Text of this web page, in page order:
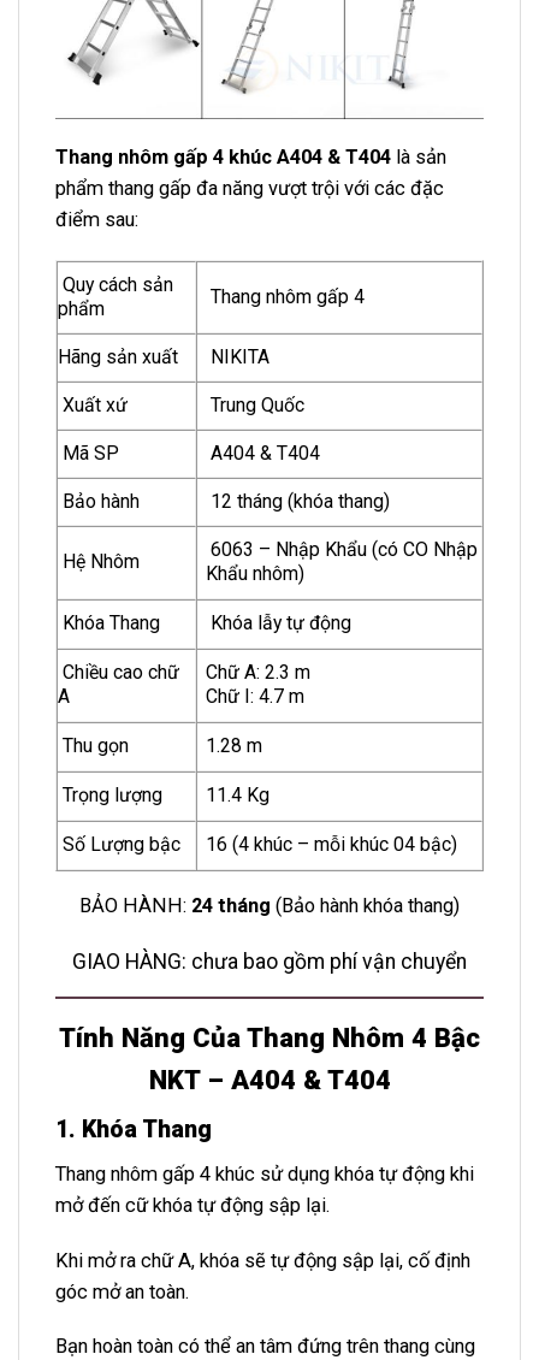
Thang nhôm gấp 4 khúc A404 & T404 là sản
phẩm thang gấp đa năng vượt trội với các đặc
điểm sau:
Quy cách sản
phẩm
Thang nhôm gấp 4
Hãng sản xuất NIKITA
Xuất xứ Trung Quốc
Mã SP A404 & T404
Bảo hành 12 tháng (khóa thang)
Hệ Nhôm
6063 – Nhập Khẩu (có CO Nhập
Khẩu nhôm)
Khóa Thang Khóa lẫy tự động
Chiều cao chữ
A
Chữ A: 2.3 m
Chữ I: 4.7 m
Thu gọn 1.28 m
Trọng lượng 11.4 Kg
Số Lượng bậc 16 (4 khúc – mỗi khúc 04 bậc)
BẢO HÀNH: 24 tháng (Bảo hành khóa thang)
GIAO HÀNG: chưa bao gồm phí vận chuyển
Tính Năng Của Thang Nhôm 4 Bậc
NKT – A404 & T404
1. Khóa Thang
Thang nhôm gấp 4 khúc sử dụng khóa tự động khi
mở đến cữ khóa tự động sập lại.
Khi mở ra chữ A, khóa sẽ tự động sập lại, cố định
góc mở an toàn.
Bạn hoàn toàn có thể an tâm đứng trên thang cùng